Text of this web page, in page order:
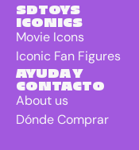
SDTOYS
ICONICS
Movie Icons
Iconic Fan Figures
AYUDA Y
CONTACTO
About us
Dónde Comprar